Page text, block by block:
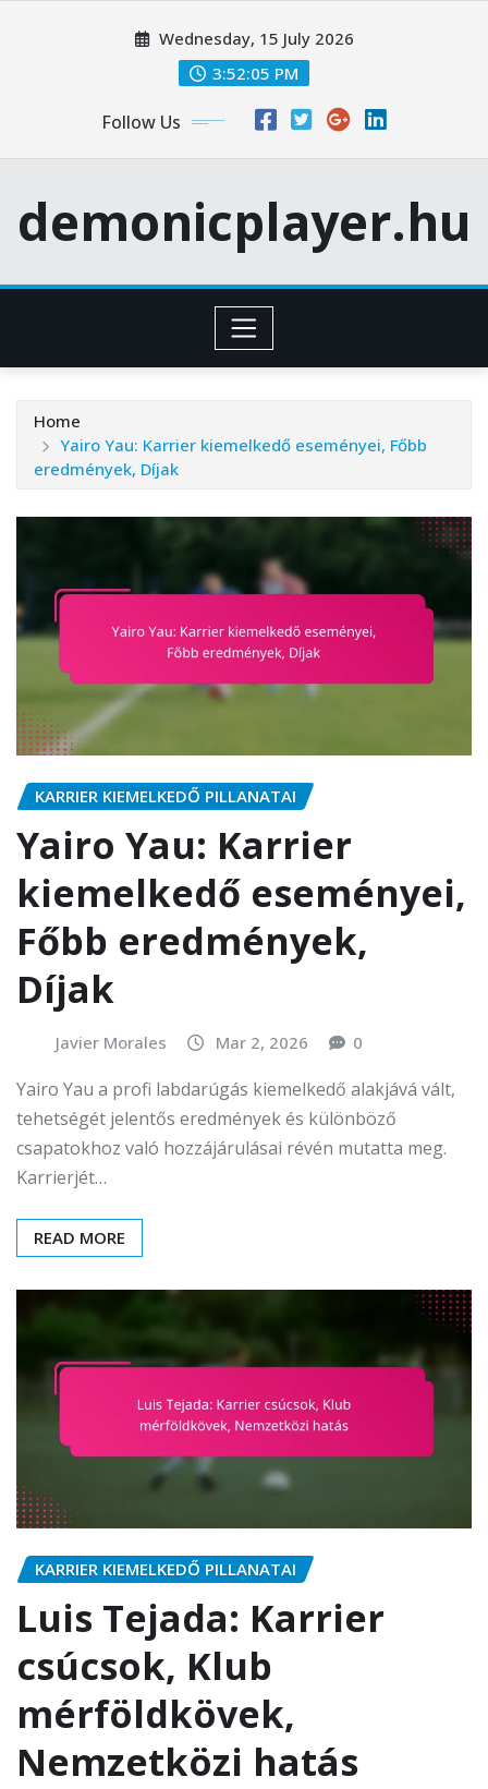
Wednesday, 15 July 2026
3:52:06 PM
Follow Us
demonicplayer.hu
Home
Yairo Yau: Karrier kiemelkedő eseményei, Főbb
eredmények, Díjak
KARRIER KIEMELKEDŐ PILLANATAI
Yairo Yau: Karrier
kiemelkedő eseményei,
Főbb eredmények,
Díjak
Javier Morales Mar 2, 2026 0
Yairo Yau a profi labdarúgás kiemelkedő alakjává vált,
tehetségét jelentős eredmények és különböző
csapatokhoz való hozzájárulásai révén mutatta meg.
Karrierjét…
READ MORE
KARRIER KIEMELKEDŐ PILLANATAI
Luis Tejada: Karrier
csúcsok, Klub
mérföldkövek,
Nemzetközi hatás